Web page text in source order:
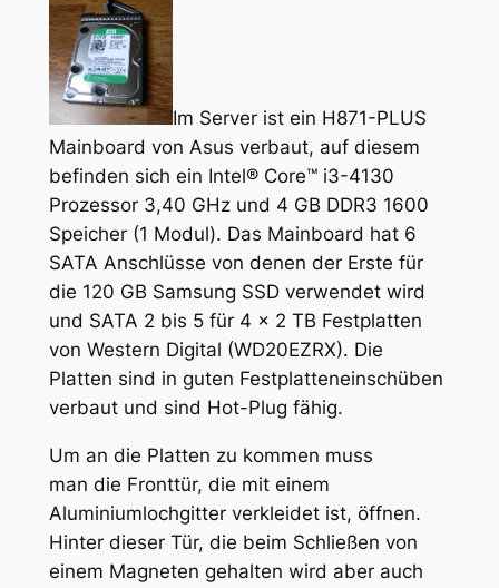
Im Server ist ein H871-PLUS
Mainboard von Asus verbaut, auf diesem
befinden sich ein Intel® Core™ i3-4130
Prozessor 3,40 GHz und 4 GB DDR3 1600
Speicher (1 Modul). Das Mainboard hat 6
SATA Anschlüsse von denen der Erste für
die 120 GB Samsung SSD verwendet wird
und SATA 2 bis 5 für 4 x 2 TB Festplatten
von Western Digital (WD20EZRX). Die
Platten sind in guten Festplatteneinschüben
verbaut und sind Hot-Plug fähig.
Um an die Platten zu kommen muss
man die Fronttür, die mit einem
Aluminiumlochgitter verkleidet ist, öffnen.
Hinter dieser Tür, die beim Schließen von
einem Magneten gehalten wird aber auch